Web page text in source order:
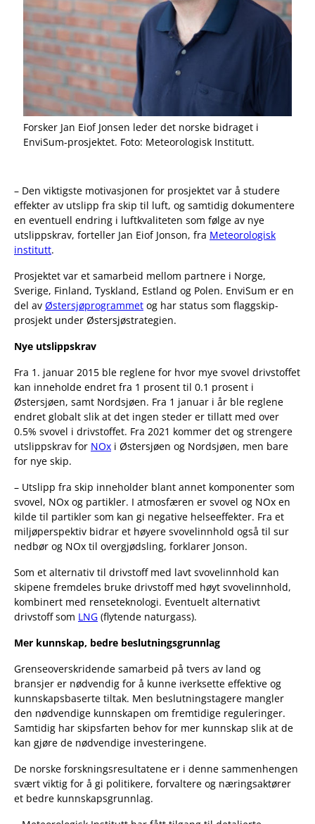
Forsker Jan Eiof Jonsen leder det norske bidraget i
EnviSum-prosjektet. Foto: Meteorologisk Institutt.
– Den viktigste motivasjonen for prosjektet var å studere
effekter av utslipp fra skip til luft, og samtidig dokumentere
en eventuell endring i luftkvaliteten som følge av nye
utslippskrav, forteller Jan Eiof Jonson, fra Meteorologisk
institutt.
Prosjektet var et samarbeid mellom partnere i Norge,
Sverige, Finland, Tyskland, Estland og Polen. EnviSum er en
del av Østersjøprogrammet og har status som flaggskip-
prosjekt under Østersjøstrategien.
Nye utslippskrav
Fra 1. januar 2015 ble reglene for hvor mye svovel drivstoffet
kan inneholde endret fra 1 prosent til 0.1 prosent i
Østersjøen, samt Nordsjøen. Fra 1 januar i år ble reglene
endret globalt slik at det ingen steder er tillatt med over
0.5% svovel i drivstoffet. Fra 2021 kommer det og strengere
utslippskrav for NOx i Østersjøen og Nordsjøen, men bare
for nye skip.
– Utslipp fra skip inneholder blant annet komponenter som
svovel, NOx og partikler. I atmosfæren er svovel og NOx en
kilde til partikler som kan gi negative helseeffekter. Fra et
miljøperspektiv bidrar et høyere svovelinnhold også til sur
nedbør og NOx til overgjødsling, forklarer Jonson.
Som et alternativ til drivstoff med lavt svovelinnhold kan
skipene fremdeles bruke drivstoff med høyt svovelinnhold,
kombinert med renseteknologi. Eventuelt alternativt
drivstoff som LNG (flytende naturgass).
Mer kunnskap, bedre beslutningsgrunnlag
Grenseoverskridende samarbeid på tvers av land og
bransjer er nødvendig for å kunne iverksette effektive og
kunnskapsbaserte tiltak. Men beslutningstagere mangler
den nødvendige kunnskapen om fremtidige reguleringer.
Samtidig har skipsfarten behov for mer kunnskap slik at de
kan gjøre de nødvendige investeringene.
De norske forskningsresultatene er i denne sammenhengen
svært viktig for å gi politikere, forvaltere og næringsaktører
et bedre kunnskapsgrunnlag.